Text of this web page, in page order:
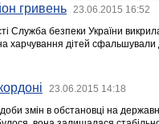
гривень
23.06.2015 16:52
Служба безпеки України
харчування дітей сфальшували
23.06.2015 14:18
змін в обстановці на